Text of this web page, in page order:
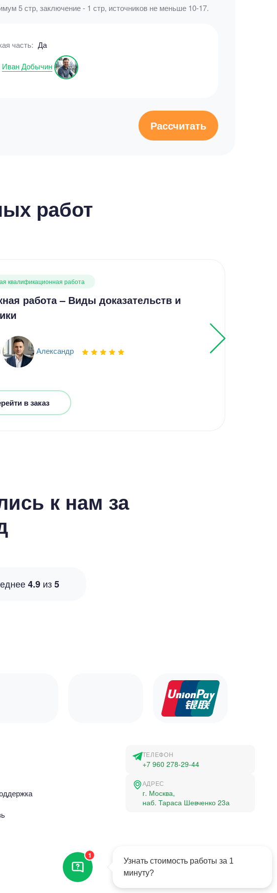
5 стр, заключение - 1 стр, источников не меньше 10-17.
часть: Да
Иван Добычин
Рассчитать
работ
квалификационная работа
работа – Виды доказательств и
Александр
в заказ
к нам за
4.9 из5
1
Узнать стоимость работы за 1
минуту?
ТЕЛЕФОН
+7 960 278-29-44
АДРЕС
г. Москва,
наб. Тараса Шевченко 23а
Все права защищены